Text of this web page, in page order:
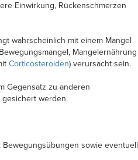
Einwirkung, Rückenschmerzen
wahrscheinlich mit einem Mangel
Mangelernährung
Corticosteroiden) verursacht sein.
Gegensatz zu anderen
gesichert werden.
Bewegungsübungen sowie eventuell